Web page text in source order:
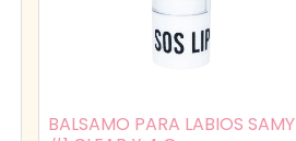
BALSAMO PARA LABIOS SAMY